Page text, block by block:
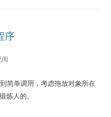
序
阅
简单调用，考虑拖放对象所在
炼人的。